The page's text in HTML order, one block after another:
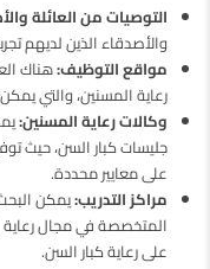
التوصيات من العائلة
والأصدقاء الذين لديهم
مواقع التوظيف:هناك
رعاية المسنين، والتي
وكالات رعاية المسنين:
جليسات كبار السن، حيث
على معايير محددة.
مراكز التدريب:يمكن
المتخصصة في مجال رعاية
على رعاية كبار السن.